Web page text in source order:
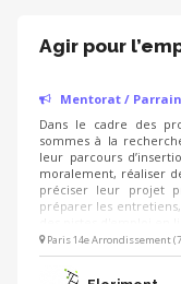
Agir pour
Mentorat /
Dans le cadre des
sommes à la
leur parcours
moralement, réaliser
préciser leur projet
préparer les
Paris 14e Arrondissement